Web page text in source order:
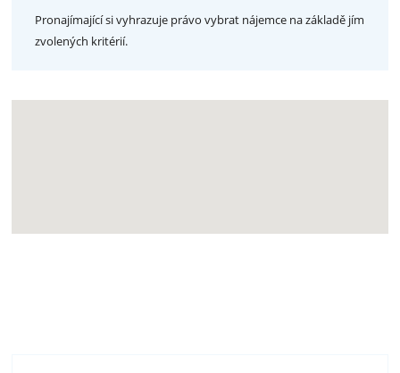
Pronajímající si vyhrazuje právo vybrat nájemce na základě jím
zvolených kritérií.